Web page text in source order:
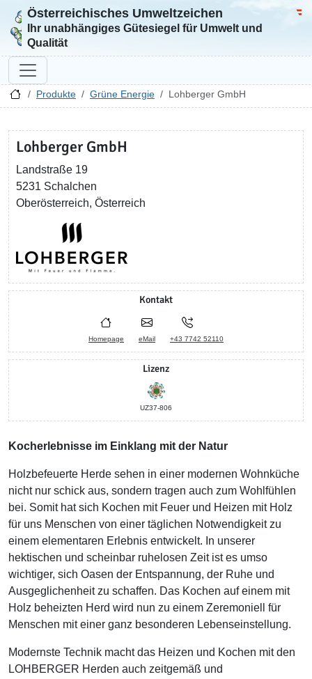
Zur Startseite
Österreichisches Umweltzeichen
Ihr unabhängiges Gütesiegel für Umwelt und
Qualität
Produkte Grüne Energie Lohberger GmbH
Lohberger GmbH
Landstraße 19
5231 Schalchen
Oberösterreich, Österreich
Kontakt
Homepage eMail +43 7742 52110
Lizenz
UZ37-806
Kocherlebnisse im Einklang mit der Natur
Holzbefeuerte Herde sehen in einer modernen Wohnküche
nicht nur schick aus, sondern tragen auch zum Wohlfühlen
bei. Somit hat sich Kochen mit Feuer und Heizen mit Holz
für uns Menschen von einer täglichen Notwendigkeit zu
einem elementaren Erlebnis entwickelt. In unserer
hektischen und scheinbar ruhelosen Zeit ist es umso
wichtiger, sich Oasen der Entspannung, der Ruhe und
Ausgeglichenheit zu schaffen. Das Kochen auf einem mit
Holz beheizten Herd wird nun zu einem Zeremoniell für
Menschen mit einer ganz besonderen Lebenseinstellung.
Modernste Technik macht das Heizen und Kochen mit den
LOHBERGER Herden auch zeitgemäß und